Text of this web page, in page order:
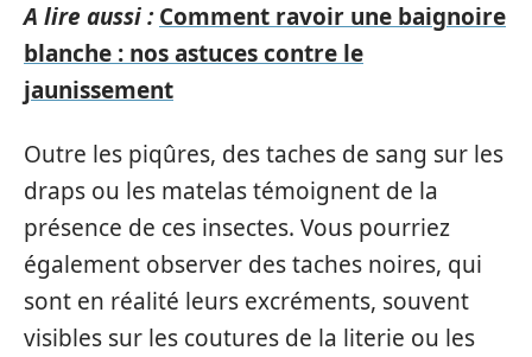
A lire aussi : Comment ravoir une baignoire
blanche : nos astuces contre le
jaunissement
Outre les piqûres, des taches de sang sur les
draps ou les matelas témoignent de la
présence de ces insectes. Vous pourriez
également observer des taches noires, qui
sont en réalité leurs excréments, souvent
visibles sur les coutures de la literie ou les